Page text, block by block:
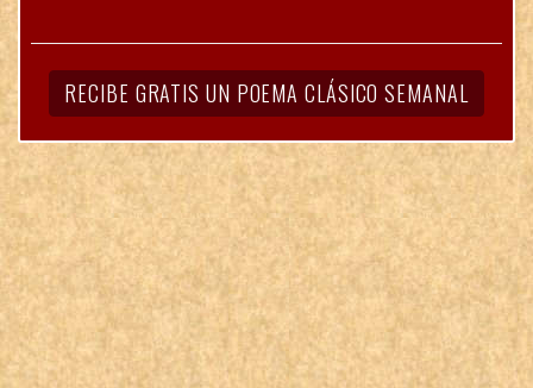
RECIBE GRATIS UN POEMA CLÁSICO SEMANAL